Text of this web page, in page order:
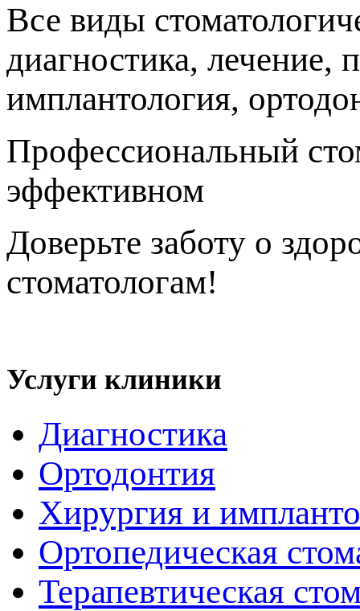
Все виды
диагностика, лечение,
имплантология,
Профессиональный
эффективном
Доверьте заботу о
стоматологам!
Услуги клиники
Диагностика
Ортодонтия
Хирургия и
Ортопедическая
Терапевтическая